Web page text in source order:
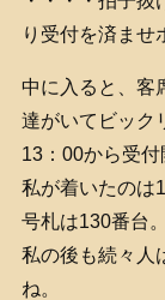
り受付を済ませ
中に入ると、客
達がいてビック
13：00から受付
私が着いたのは
号札は130番台。
私の後も続々人
ね。